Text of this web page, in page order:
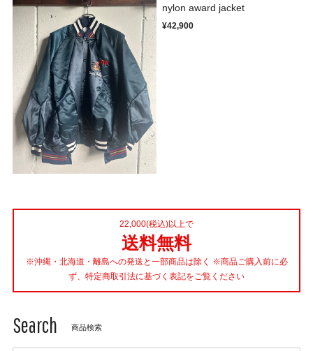
nylon award jacket
¥42,900
22,000(税込)以上で
送料無料
※沖縄・北海道・離島への発送と一部商品は除く ※商品ご購入前に必
ず、特定商取引法に基づく表記をご覧ください
Search 商品検索